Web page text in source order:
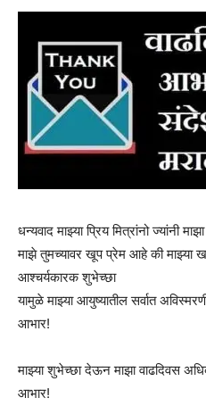
धन्यवाद माझ्या प्रिय मित्रांनो ज्यांनी
माझे तुमच्यावर खूप प्रेम आहे की माझ्या
आश्चर्यकारक शुभेच्छा
यामुळे माझ्या आयुष्यातील सर्वात
आभार!
माझ्या शुभेच्छा देऊन माझा वाढदिवस
आभार!